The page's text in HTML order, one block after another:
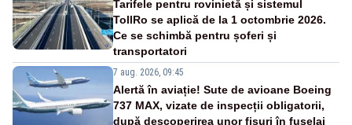
Tarifele pentru rovinietă și sistemul
TollRo se aplică de la 1 octombrie 2026.
Ce se schimbă pentru șoferi și
transportatori
7 aug. 2026, 09:45
Alertă în aviație! Sute de avioane Boeing
737 MAX, vizate de inspecții obligatorii,
după descoperirea unor fisuri în fuselaj